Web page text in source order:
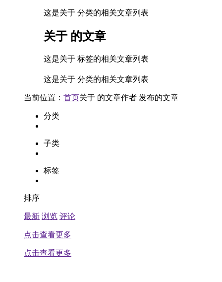
这是关于 分类的相关文章列表
关于 的文章
这是关于 标签的相关文章列表
这是关于 分类的相关文章列表
当前位置： 首页关于 的文章作者 发布的文章
分类
子类
标签
排序
最新 浏览 评论
点击查看更多
点击查看更多